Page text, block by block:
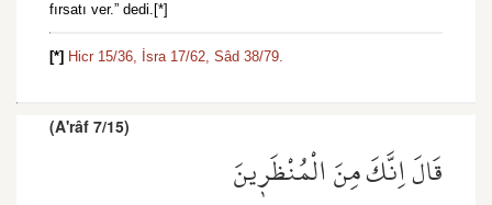
fırsatı ver.” dedi.[*]
[*] Hicr 15/36, İsra 17/62, Sâd 38/79.
(A'râf 7/15)
قَالَ اِنَّكَ مِنَ الْمُنْظَر۪ينَ